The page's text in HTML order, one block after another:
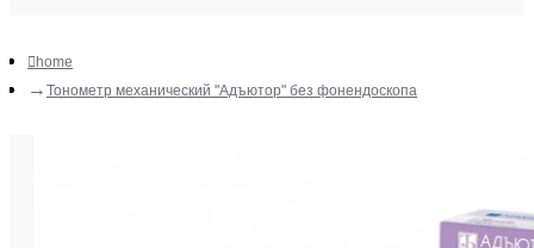
home
Тонометр механический "Адъютор" без фонендоскопа